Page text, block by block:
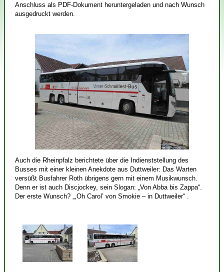
Anschluss als PDF-Dokument heruntergeladen und nach Wunsch
ausgedruckt werden.
Auch die Rheinpfalz berichtete über die Indienststellung des
Busses mit einer kleinen Anekdote aus Duttweiler: Das Warten
versüßt Busfahrer Roth übrigens gern mit einem Musikwunsch.
Denn er ist auch Discjockey, sein Slogan: „Von Abba bis Zappa“.
Der erste Wunsch? „,Oh Carol’ von Smokie – in Duttweiler“ .